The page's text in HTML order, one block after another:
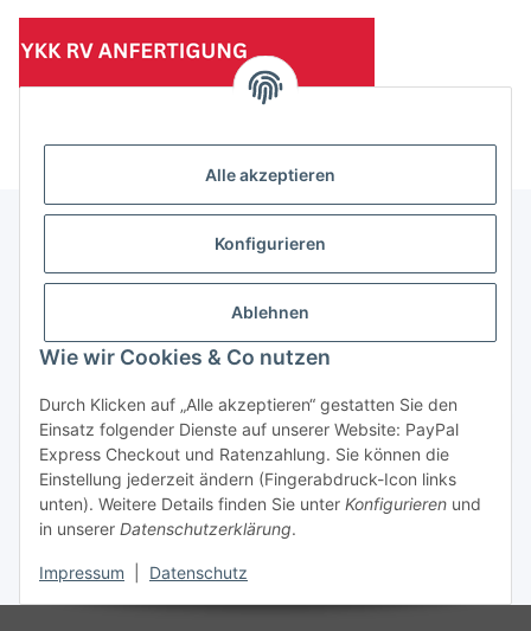
Alle akzeptieren
Konfigurieren
Ablehnen
Wie wir Cookies & Co nutzen
Durch Klicken auf „Alle akzeptieren“ gestatten Sie den
Einsatz folgender Dienste auf unserer Website: PayPal
Express Checkout und Ratenzahlung. Sie können die
Einstellung jederzeit ändern (Fingerabdruck-Icon links
unten). Weitere Details finden Sie unter Konfigurieren und
in unserer Datenschutzerklärung.
Impressum Datenschutz
(Mindesttabnahmemenge 10 Stück je Länge und Farbe)
Informationen
Gesetzliche Informationen
Vertrag widerrufen
* Alle Preise zzgl. gesetzlicher USt., zzgl.